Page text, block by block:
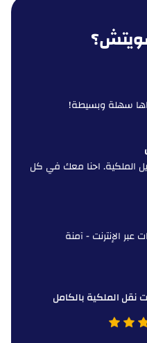
الملكية. احنا معك في كل
الإنترنت - آمنة
نقل الملكية بالكامل